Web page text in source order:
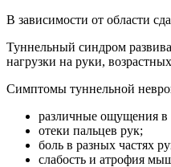
В зависимости от области
Туннельный синдром
нагрузки на руки,
Симптомы туннельной
различные ощущения в
отеки пальцев рук;
боль в разных частях
слабость и атрофия